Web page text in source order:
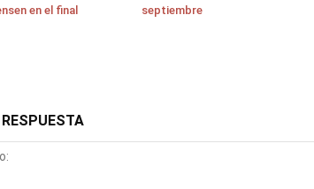
en el final
septiembre